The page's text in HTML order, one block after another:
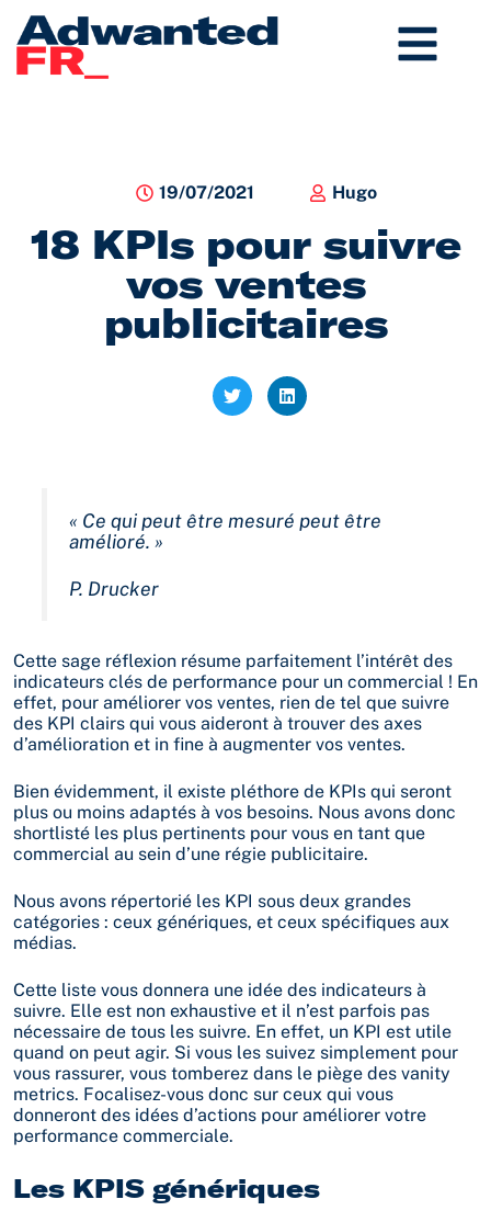
Aller
contenu
19/07/2021 Hugo
18 KPIs pour suivre
vos ventes
publicitaires
« Ce qui peut être mesuré peut être
amélioré. »
P. Drucker
Cette sage réflexion résume parfaitement l’intérêt des
indicateurs clés de performance pour un commercial ! En
effet, pour améliorer vos ventes, rien de tel que suivre
des KPI clairs qui vous aideront à trouver des axes
d’amélioration et in fine à augmenter vos ventes.
Bien évidemment, il existe pléthore de KPIs qui seront
plus ou moins adaptés à vos besoins. Nous avons donc
shortlisté les plus pertinents pour vous en tant que
commercial au sein d’une régie publicitaire.
Nous avons répertorié les KPI sous deux grandes
catégories : ceux génériques, et ceux spécifiques aux
médias.
Cette liste vous donnera une idée des indicateurs à
suivre. Elle est non exhaustive et il n’est parfois pas
nécessaire de tous les suivre. En effet, un KPI est utile
quand on peut agir. Si vous les suivez simplement pour
vous rassurer, vous tomberez dans le piège des vanity
metrics. Focalisez-vous donc sur ceux qui vous
donneront des idées d’actions pour améliorer votre
performance commerciale.
Les KPIS génériques